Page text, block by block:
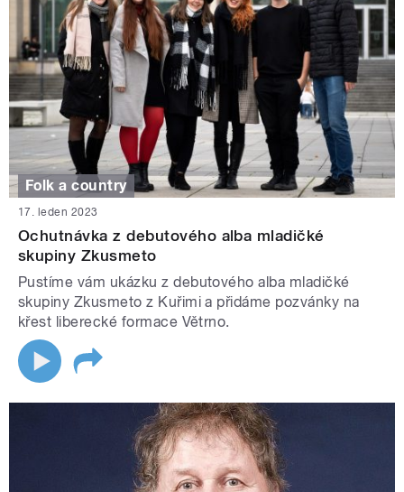
Folk a country
17. leden 2023
Ochutnávka z debutového alba mladičké
skupiny Zkusmeto
Pustíme vám ukázku z debutového alba mladičké
skupiny Zkusmeto z Kuřimi a přidáme pozvánky na
křest liberecké formace Větrno.